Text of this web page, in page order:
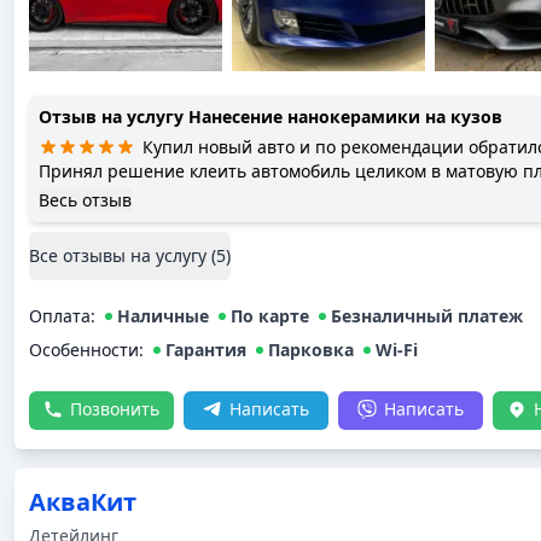
Отзыв на услугу Нанесение нанокерамики на кузов
Купил новый авто и по рекомендации
Принял решение клеить автомобиль целиком в матовую
шумоизоляцию дверей, арок, подкрылков,
отправлял мне видео и фото работ, которые производятся,
положительный опыт, качество работ и сервиса на высоте.
Винилстудио, если стал вопрос выбора, кому можно
Весь отзыв
Все отзывы на услугу (5)
Оплата: Наличные По карте
Безналичный платеж
Особенности:
Гарантия Парковка Wi-Fi
Позвонить Написать Написать
АкваКит
Детейлинг